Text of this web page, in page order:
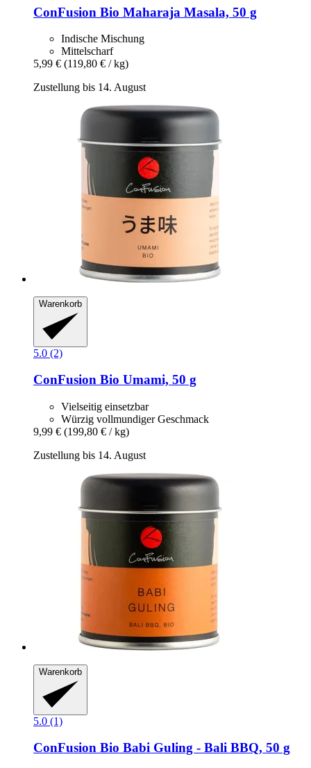
ConFusion Bio Maharaja Masala, 50 g
Indische Mischung
Mittelscharf
5,99 € (119,80 € / kg)
Zustellung bis 14. August
Warenkorb
5.0 (2)
ConFusion Bio Umami, 50 g
Vielseitig einsetzbar
Würzig vollmundiger Geschmack
9,99 € (199,80 € / kg)
Zustellung bis 14. August
Warenkorb
5.0 (1)
ConFusion Bio Babi Guling -​ Bali BBQ, 50 g